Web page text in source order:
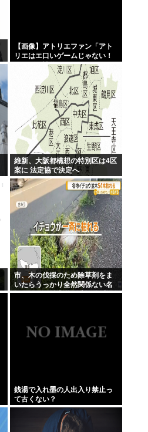
【画像】アトリエファン「アト
リエはエ口いゲームじゃない！
ライザを性的な目で見てる奴は
にわか！」
維新、大阪都構想の特別区は4区
案に 法定協で決定へ
市、木の伐採のため除草剤をま
いたらうっかり全然関係ない名
物イチョウ並木道54本を全滅さ
銭湯で入れ墨の人出入り禁止っ
て古くない？